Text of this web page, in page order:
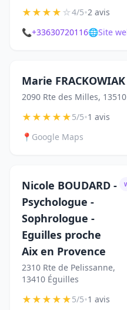
★★★★☆4/5•2 avis
📞+33630720116🌐Site
Marie FRACKOWIAK
2090 Rte des Milles,
★★★★★5/5•1 avis
📍 Google Maps
Nicole BOUDARD -
Psychologue -
Sophrologue -
Eguilles proche
Aix en Provence
2310 Rte de Pelissanne,
13410 Éguilles
★★★★★5/5•1 avis